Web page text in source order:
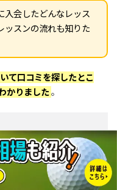
入会したどんなレッス
ッスンの流れも知りた
て口コミを探したとこ
かりました 。
実際にどのようなレッス
多いようです。